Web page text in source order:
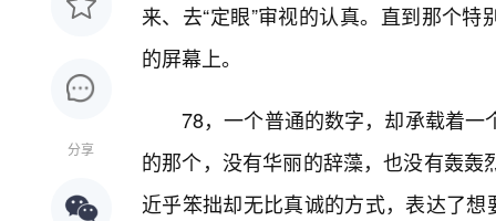
分享
来、去“定眼”审视的认真。直到那个
的屏幕上。
78，一个普通的数字，却承载着
的那个，没有华丽的辞藻，也没有轰
近乎笨拙却无比真诚的方式，表达了